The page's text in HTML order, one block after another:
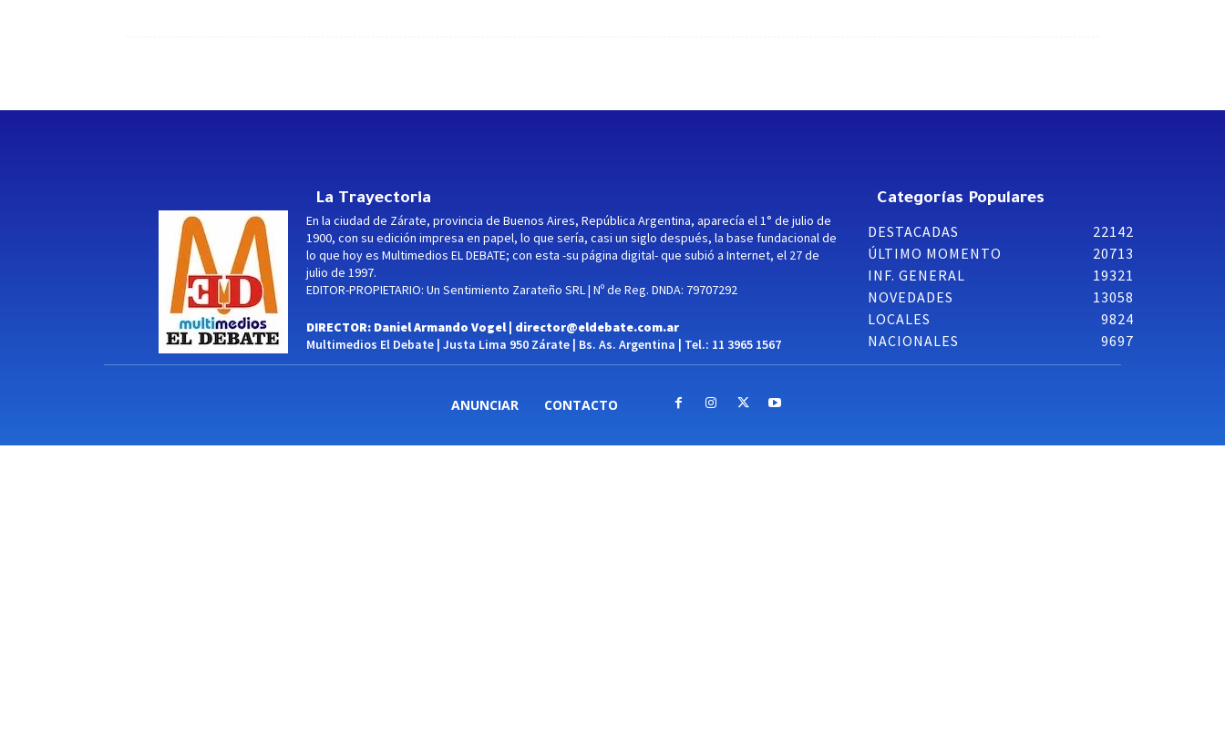
La Trayectoria
En la ciudad de Zárate, provincia de Buenos Aires, República Argentina, aparecía el 1° de julio de
1900, con su edición impresa en papel, lo que sería, casi un siglo después, la base fundacional de
lo que hoy es Multimedios EL DEBATE; con esta -su página digital- que subió a Internet, el 27 de
julio de 1997.
EDITOR-PROPIETARIO: Un Sentimiento Zarateño SRL | Nº de Reg. DNDA: 79707292
DIRECTOR: Daniel Armando Vogel | director@eldebate.com.ar
Multimedios El Debate | Justa Lima 950 Zárate | Bs. As. Argentina | Tel.: 11 3965 1567
Categorías Populares
DESTACADAS
22142
ÚLTIMO MOMENTO
20713
INF. GENERAL
19321
NOVEDADES
13058
LOCALES
9824
NACIONALES
9697
ANUNCIAR CONTACTO